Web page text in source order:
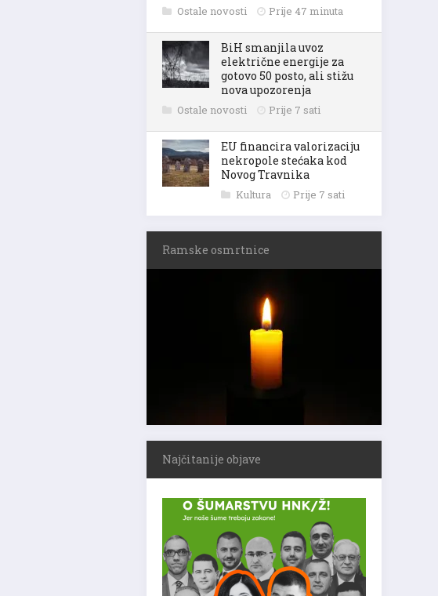
Ostale novosti Prije 47 minuta
BiH smanjila uvoz
električne energije za
gotovo 50 posto, ali stižu
nova upozorenja
Ostale novosti Prije 7 sati
EU financira valorizaciju
nekropole stećaka kod
Novog Travnika
Kultura Prije 7 sati
Ramske osmrtnice
Najčitanije objave